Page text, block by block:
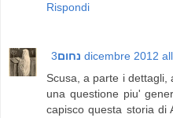
Rispondi
נחום 3 dicembre 2012
Scusa, a parte i dettagli,
una questione piu'
capisco questa storia di